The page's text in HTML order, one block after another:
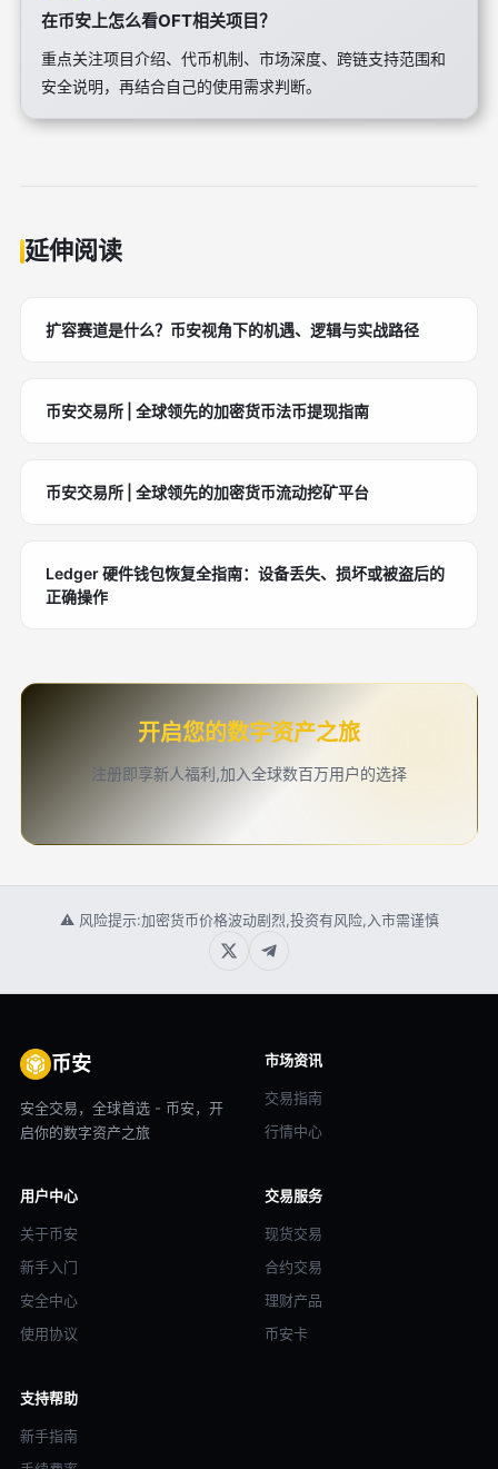
在币安上怎么看OFT相关项目？
重点关注项目介绍、代币机制、市场深度、跨链支持范围和
安全说明，再结合自己的使用需求判断。
延伸阅读
扩容赛道是什么？币安视角下的机遇、逻辑与实战路径
币安交易所 | 全球领先的加密货币法币提现指南
币安交易所 | 全球领先的加密货币流动挖矿平台
Ledger 硬件钱包恢复全指南：设备丢失、损坏或被盗后的
正确操作
开启您的数字资产之旅
注册即享新人福利,加入全球数百万用户的选择
⚠ 风险提示:加密货币价格波动剧烈,投资有风险,入市需谨慎
币安
安全交易，全球首选 - 币安，开
启你的数字资产之旅
市场资讯
交易指南
行情中心
用户中心
关于币安
新手入门
安全中心
使用协议
交易服务
现货交易
合约交易
理财产品
币安卡
支持帮助
新手指南